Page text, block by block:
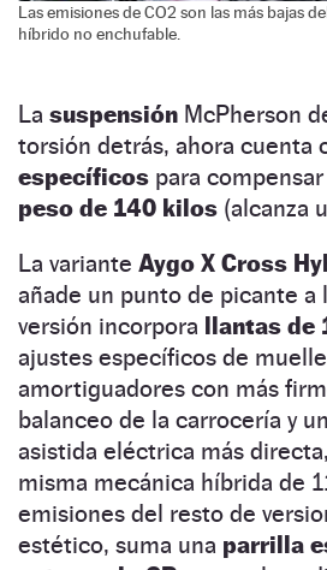
Las emisiones de CO2 son las más bajas
híbrido no enchufable.
La suspensión McPherson
torsión detrás, ahora cuenta
específicos para
peso de 140 kilos (alcanza
La variante Aygo X Cross
añade un punto de picante a
versión incorpora llantas de
ajustes específicos de
amortiguadores con más
balanceo de la carrocería y
asistida eléctrica más
misma mecánica híbrida de
emisiones del resto de
estético, suma una parrilla